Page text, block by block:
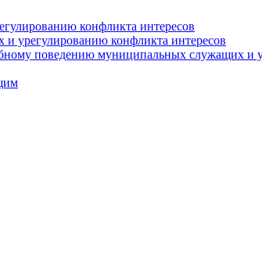
конфликта интересов
урегулированию конфликта интересов
поведению муниципальных служащих и